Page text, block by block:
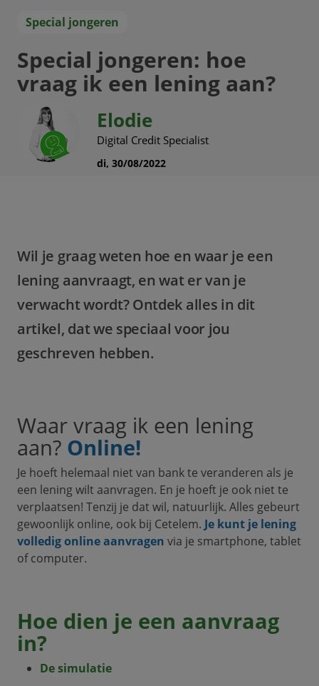
Special jongeren
Special jongeren: hoe
vraag ik een lening aan?
Elodie
Digital Credit Specialist
di, 30/08/2022
Wil je graag weten hoe en waar je een
lening aanvraagt, en wat er van je
verwacht wordt? Ontdek alles in dit
artikel, dat we speciaal voor jou
geschreven hebben.
Waar vraag ik een lening
aan? Online!
Je hoeft helemaal niet van bank te veranderen als je
een lening wilt aanvragen. En je hoeft je ook niet te
verplaatsen! Tenzij je dat wil, natuurlijk. Alles gebeurt
gewoonlijk online, ook bij Cetelem. Je kunt je lening
volledig online aanvragen via je smartphone, tablet
of computer.
Hoe dien je een aanvraag
in?
De simulatie